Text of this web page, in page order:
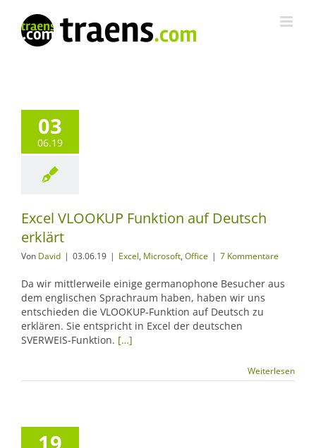
Inhalt
springen
03
06.19
Excel VLOOKUP Funktion auf Deutsch
erklärt
Von David | 03.06.19 | Excel, Microsoft, Office | 7 Kommentare
Da wir mittlerweile einige germanophone Besucher aus
dem englischen Sprachraum haben, haben wir uns
entschieden die VLOOKUP-Funktion auf Deutsch zu
erklären. Sie entspricht in Excel der deutschen
SVERWEIS-Funktion. […]
Weiterlesen